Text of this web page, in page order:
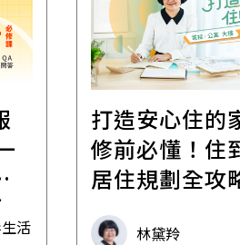
活
打造安心住的
修前必懂！住
居住規劃全攻
林黛羚